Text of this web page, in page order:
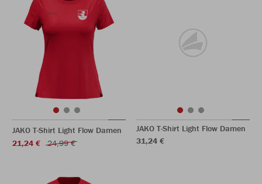
JAKO T-Shirt Light Flow Damen
21,24 €
24,99 €
JAKO T-Shirt Light Flow Damen
31,24 €